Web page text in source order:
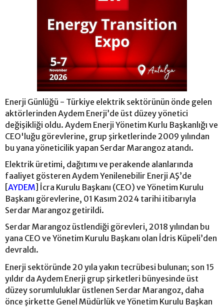
Enerji Günlüğü - Türkiye elektrik sektörünün önde gelen
aktörlerinden Aydem Enerji’de üst düzey yönetici
değişikliği oldu. Aydem Enerji Yönetim Kurlu Başkanlığı ve
CEO'luğu görevlerine, grup şirketlerinde 2009 yılından
bu yana yöneticilik yapan Serdar Marangoz atandı.
Elektrik üretimi, dağıtımı ve perakende alanlarında
faaliyet gösteren Aydem Yenilenebilir Enerji AŞ’de
[AYDEM] İcra Kurulu Başkanı (CEO) ve Yönetim Kurulu
Başkanı görevlerine, 01 Kasım 2024 tarihi itibarıyla
Serdar Marangoz getirildi.
Serdar Marangoz üstlendiği görevleri, 2018 yılından bu
yana CEO ve Yönetim Kurulu Başkanı olan İdris Küpeli’den
devraldı.
Enerji sektöründe 20 yıla yakın tecrübesi bulunan; son 15
yıldır da Aydem Enerji grup şirketleri bünyesinde üst
düzey sorumluluklar üstlenen Serdar Marangoz, daha
önce şirkette Genel Müdürlük ve Yönetim Kurulu Başkan